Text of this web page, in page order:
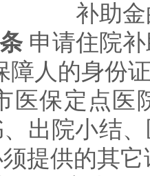
补助
申请住院
障人的身份
医保定点医
出院小结
提供的其